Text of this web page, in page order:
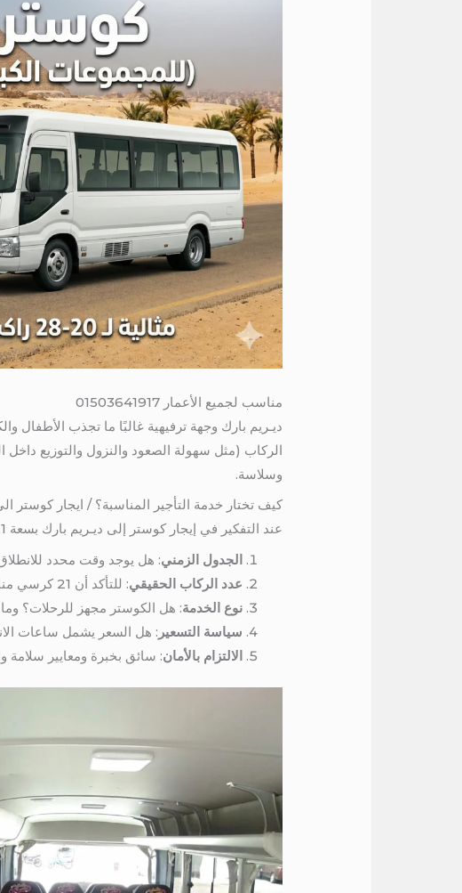
مناسب لجميع الأعمار 01503641917
الركاب (مثل سهولة الصعود والنزول والتوزيع داخل
وسلاسة.
كيف تختار خدمة التأجير المناسبة؟ / ايجار كوستر
عند التفكير في إيجار كوستر إلى ديـريم بارك بسعة 21 كرسي، من الجيد التأكد من نقاط محددة قبل الحجز:
الجدول الزمني: هل يوجد وقت محدد
عدد الركاب الحقيقي: للتأكد أن 21 كرسي مناسبة دون ازدحام زائد.
نوع الخدمة: هل الكوستر مجهز للرحلات؟
سياسة التسعير : هل السعر يشمل ساعات
الالتزام بالأمان: سائق بخبرة ومعايير سلامة